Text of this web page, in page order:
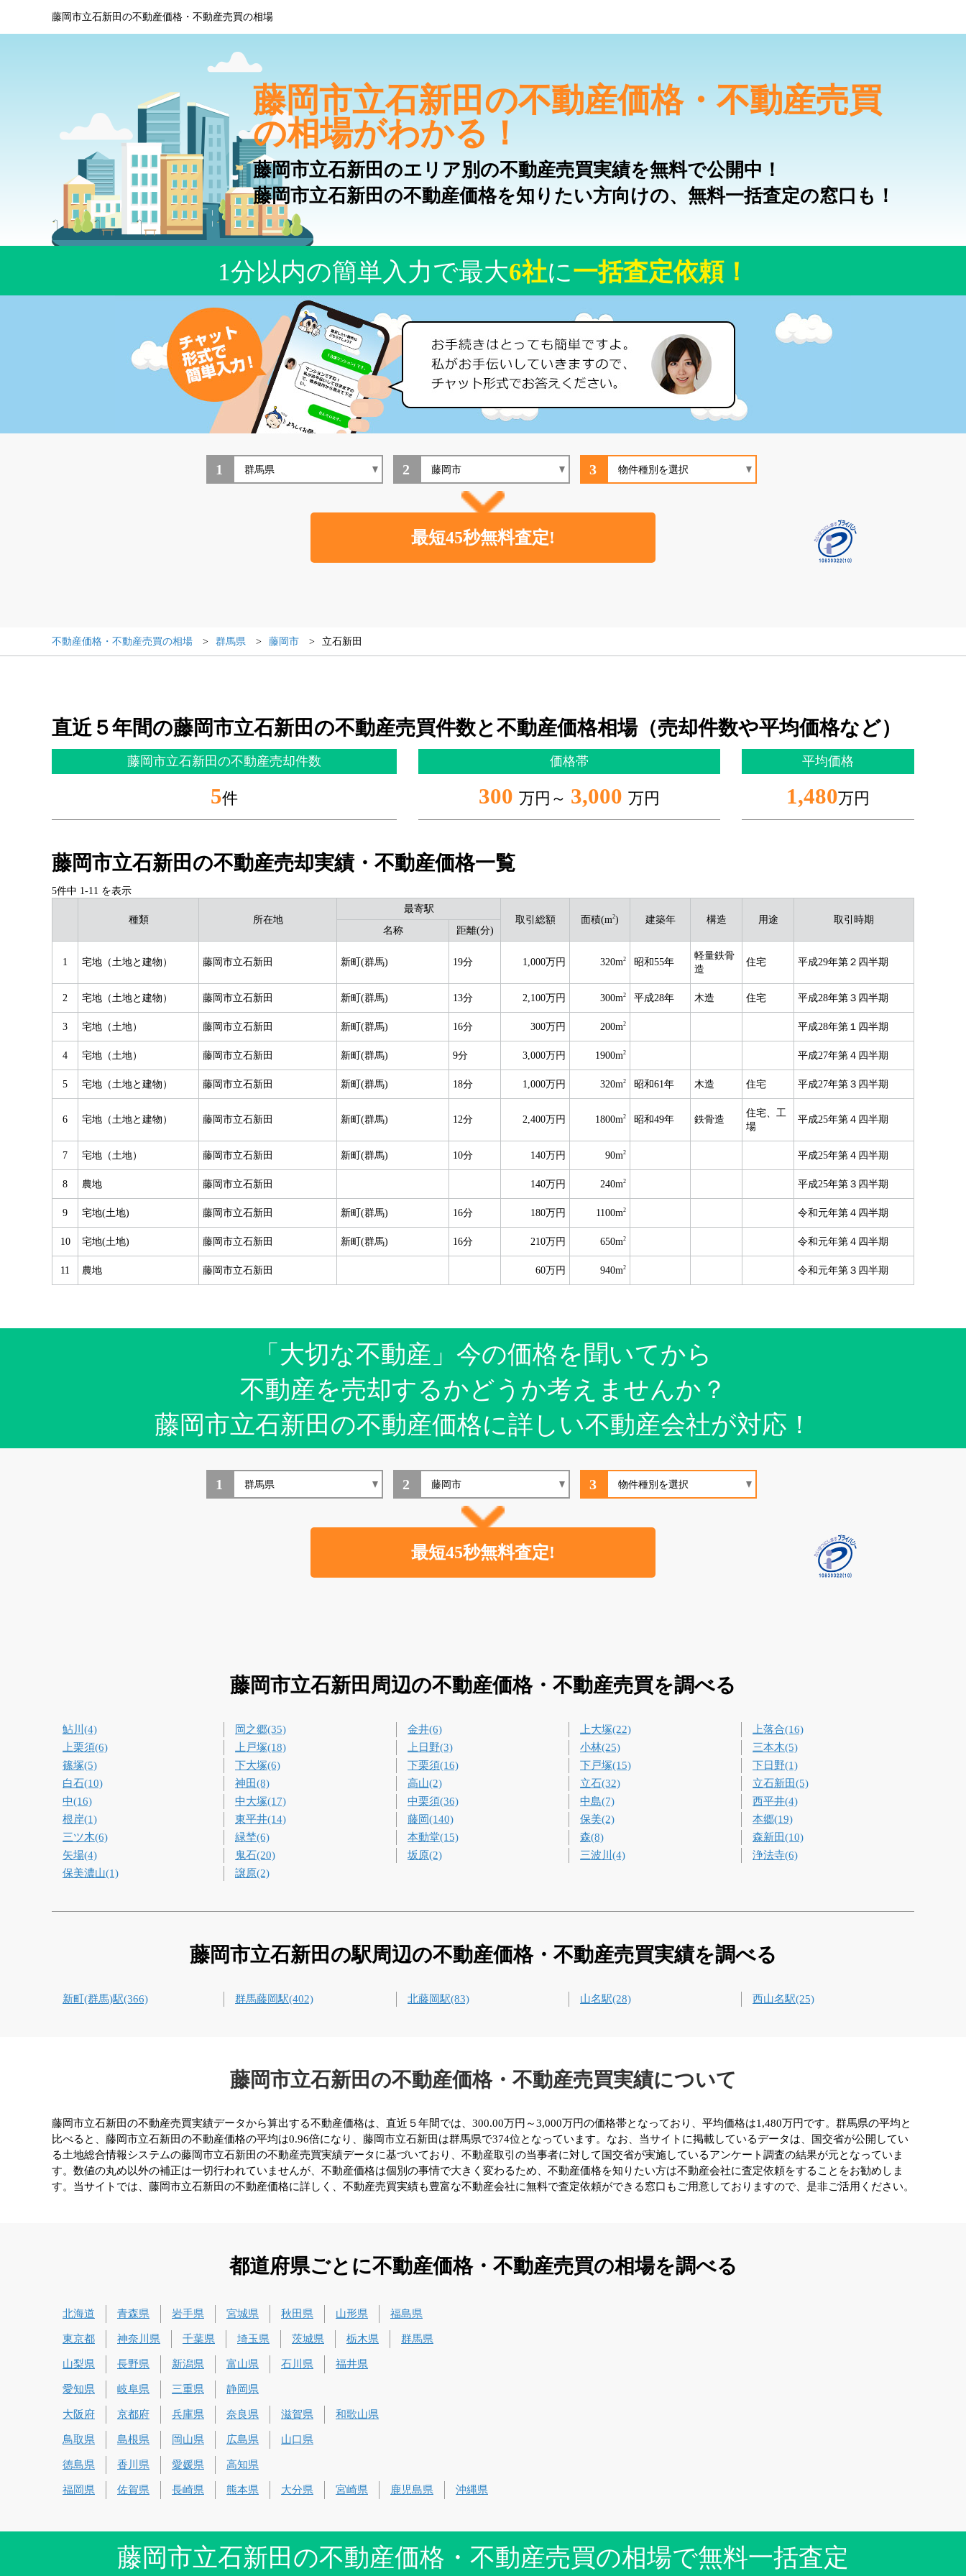
藤岡市立石新田の不動産価格・不動産売買の相場
藤岡市立石新田の不動産価格・不動産売買
の相場がわかる！
藤岡市立石新田のエリア別の不動産売買実績を無料で公開中！
藤岡市立石新田の不動産価格を知りたい方向けの、無料一括査定の窓口も！
1分以内の簡単入力で最大6社に一括査定依頼！
1 2 3
不動産価格・不動産売買の相場 群馬県 藤岡市 立石新田
直近５年間の藤岡市立石新田の不動産売買件数と不動産価格相場（売却件数や平均価格など）
藤岡市立石新田の不動産売却件数
5件
価格帯
300 万円～ 3,000 万円
平均価格
1,480万円
藤岡市立石新田の不動産売却実績・不動産価格一覧
5件中 1-11 を表示
種類 所在地
最寄駅
取引総額
面積(m2) 建築年 構造 用途
取引時期
名称
距離(分)
1 宅地（土地と建物） 藤岡市立石新田 新町(群馬) 19分 1,000万円 320m2 昭和55年
軽量鉄骨
造
住宅 平成29年第２四半期
2 宅地（土地と建物） 藤岡市立石新田 新町(群馬) 13分 2,100万円 300m2 平成28年 木造 住宅 平成28年第３四半期
3 宅地（土地） 藤岡市立石新田 新町(群馬) 16分 300万円 200m2 平成28年第１四半期
4 宅地（土地） 藤岡市立石新田 新町(群馬) 9分 3,000万円 1900m2 平成27年第４四半期
5 宅地（土地と建物） 藤岡市立石新田 新町(群馬) 18分 1,000万円 320m2 昭和61年 木造 住宅 平成27年第３四半期
6 宅地（土地と建物） 藤岡市立石新田 新町(群馬) 12分 2,400万円 1800m2 昭和49年 鉄骨造
住宅、工
場
平成25年第４四半期
7 宅地（土地） 藤岡市立石新田 新町(群馬) 10分 140万円 90m2 平成25年第４四半期
8 農地 藤岡市立石新田 140万円 240m2 平成25年第３四半期
9 宅地(土地) 藤岡市立石新田 新町(群馬) 16分 180万円 1100m2 令和元年第４四半期
10 宅地(土地) 藤岡市立石新田 新町(群馬) 16分 210万円 650m2 令和元年第４四半期
11 農地 藤岡市立石新田 60万円 940m2 令和元年第３四半期
「大切な不動産」今の価格を聞いてから
不動産を売却するかどうか考えませんか？
藤岡市立石新田の不動産価格に詳しい不動産会社が対応！
1 2 3
藤岡市立石新田周辺の不動産価格・不動産売買を調べる
鮎川(4) 岡之郷(35) 金井(6) 上大塚(22)
上落合(16)
上栗須(6)
上戸塚(18) 上日野(3) 小林(25)
三本木(5)
篠塚(5)
下大塚(6) 下栗須(16) 下戸塚(15)
下日野(1)
白石(10)
神田(8) 高山(2) 立石(32)
立石新田(5)
中(16)
中大塚(17) 中栗須(36) 中島(7)
西平井(4)
根岸(1)
東平井(14) 藤岡(140) 保美(2)
本郷(19)
三ツ木(6)
緑埜(6) 本動堂(15) 森(8)
森新田(10)
矢場(4)
鬼石(20) 坂原(2) 三波川(4)
浄法寺(6)
保美濃山(1)
譲原(2)
藤岡市立石新田の駅周辺の不動産価格・不動産売買実績を調べる
新町(群馬)駅(366) 群馬藤岡駅(402) 北藤岡駅(83) 山名駅(28) 西山名駅(25)
藤岡市立石新田の不動産価格・不動産売買実績について
藤岡市立石新田の不動産売買実績データから算出する不動産価格は、直近５年間では、300.00万円～3,000万円の価格帯となっており、平均価格は1,480万円です。群馬県の平均と
比べると、藤岡市立石新田の不動産価格の平均は0.96倍になり、藤岡市立石新田は群馬県で374位となっています。なお、当サイトに掲載しているデータは、国交省が公開してい
る土地総合情報システムの藤岡市立石新田の不動産売買実績データに基づいており、不動産取引の当事者に対して国交省が実施しているアンケート調査の結果が元となっていま
す。数値の丸め以外の補正は一切行われていませんが、不動産価格は個別の事情で大きく変わるため、不動産価格を知りたい方は不動産会社に査定依頼をすることをお勧めしま
す。当サイトでは、藤岡市立石新田の不動産価格に詳しく、不動産売買実績も豊富な不動産会社に無料で査定依頼ができる窓口もご用意しておりますので、是非ご活用ください。
都道府県ごとに不動産価格・不動産売買の相場を調べる
北海道 青森県 岩手県 宮城県 秋田県 山形県 福島県
東京都 神奈川県 千葉県 埼玉県 茨城県 栃木県 群馬県
山梨県 長野県 新潟県 富山県 石川県 福井県
愛知県 岐阜県 三重県 静岡県
大阪府 京都府 兵庫県 奈良県 滋賀県 和歌山県
鳥取県 島根県 岡山県 広島県 山口県
徳島県 香川県 愛媛県 高知県
福岡県 佐賀県 長崎県 熊本県 大分県 宮崎県 鹿児島県 沖縄県
藤岡市立石新田の不動産価格・不動産売買の相場で無料一括査定